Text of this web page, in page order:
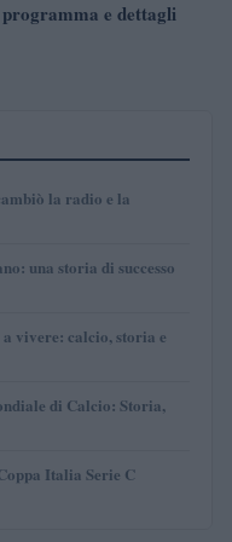
e dettagli
la radio e la
una storia di successo
vivere: calcio, storia e
di Calcio: Storia,
Italia Serie C